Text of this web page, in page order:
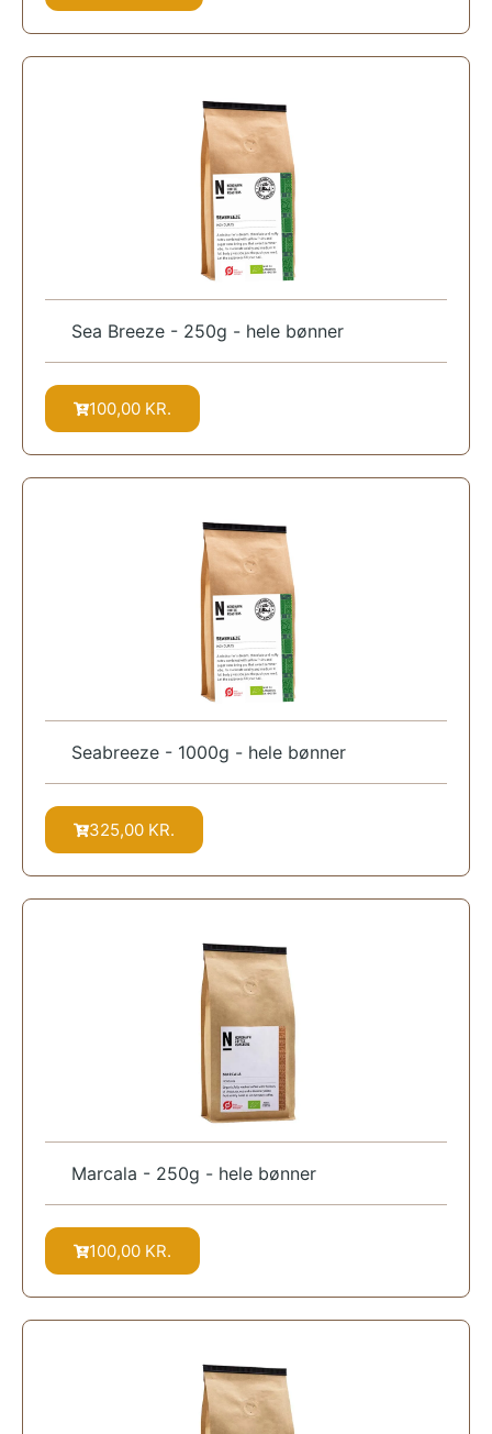
Sea Breeze - 250g - hele bønner
100,00 KR.
Seabreeze - 1000g - hele bønner
325,00 KR.
Marcala - 250g - hele bønner
100,00 KR.